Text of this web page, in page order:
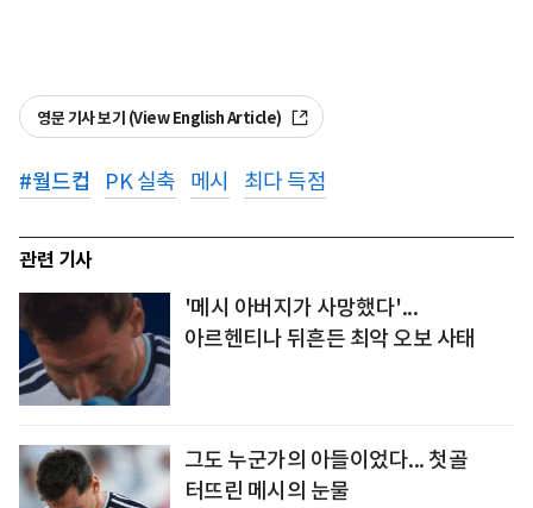
영문 기사 보기 (View English Article)
#월드컵 PK 실축 메시 최다 득점
관련 기사
'메시 아버지가 사망했다'...
아르헨티나 뒤흔든 최악 오보 사태
그도 누군가의 아들이었다... 첫골
터뜨린 메시의 눈물